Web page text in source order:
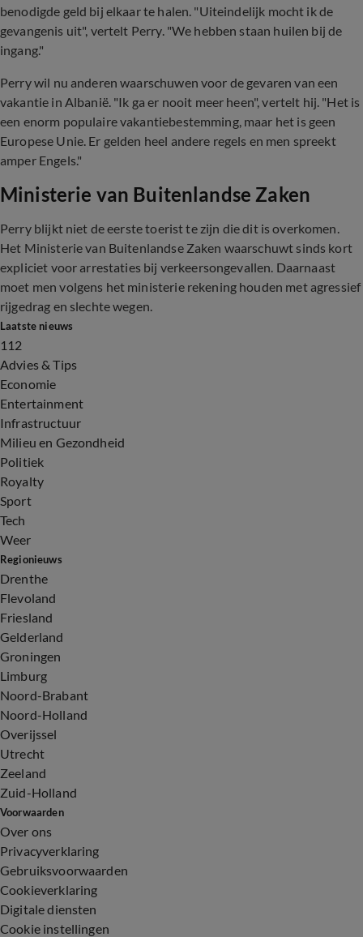
benodigde geld bij elkaar te halen. "Uiteindelijk mocht ik de
gevangenis uit", vertelt Perry. "We hebben staan huilen bij de
ingang."
Perry wil nu anderen waarschuwen voor de gevaren van een
vakantie in Albanië. "Ik ga er nooit meer heen", vertelt hij. "Het is
een enorm populaire vakantiebestemming, maar het is geen
Europese Unie. Er gelden heel andere regels en men spreekt
amper Engels."
Ministerie van Buitenlandse Zaken
Perry blijkt niet de eerste toerist te zijn die dit is overkomen.
Het Ministerie van Buitenlandse Zaken waarschuwt sinds kort
expliciet voor arrestaties bij verkeersongevallen. Daarnaast
moet men volgens het ministerie rekening houden met agressief
rijgedrag en slechte wegen.
Laatste nieuws
112
Advies & Tips
Economie
Entertainment
Infrastructuur
Milieu en Gezondheid
Politiek
Royalty
Sport
Tech
Weer
Regionieuws
Drenthe
Flevoland
Friesland
Gelderland
Groningen
Limburg
Noord-Brabant
Noord-Holland
Overijssel
Utrecht
Zeeland
Zuid-Holland
Voorwaarden
Over ons
Privacyverklaring
Gebruiksvoorwaarden
Cookieverklaring
Digitale diensten
Cookie instellingen